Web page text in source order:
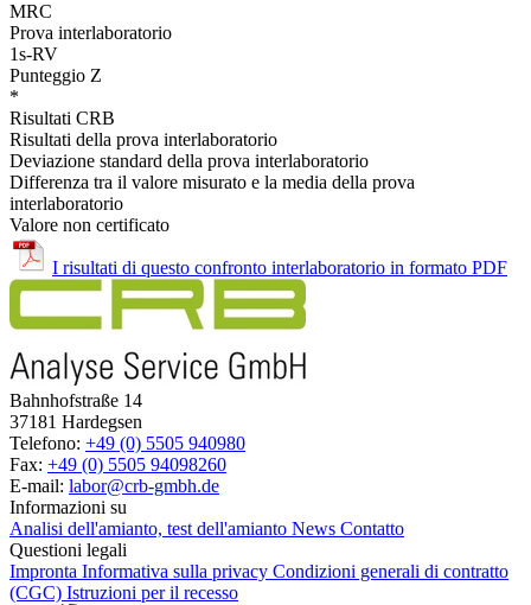
MRC
Prova interlaboratorio
1s-RV
Punteggio Z
*
Risultati CRB
Risultati della prova interlaboratorio
Deviazione standard della prova interlaboratorio
Differenza tra il valore misurato e la media della prova
interlaboratorio
Valore non certificato
I risultati di questo confronto interlaboratorio in formato PDF
Bahnhofstraße 14
37181 Hardegsen
Telefono: +49 (0) 5505 940980
Fax: +49 (0) 5505 94098260
E-mail: labor@crb-gmbh.de
Informazioni su
Analisi dell'amianto, test dell'amianto News Contatto
Questioni legali
Impronta Informativa sulla privacy Condizioni generali di contratto
(CGC) Istruzioni per il recesso